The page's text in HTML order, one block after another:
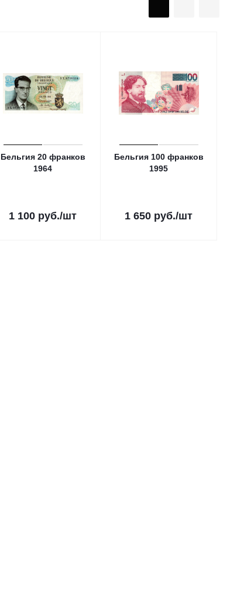
Бельгия 20 франков
1964
1 100 руб./шт
Бельгия 100 франков
1995
1 650 руб./шт